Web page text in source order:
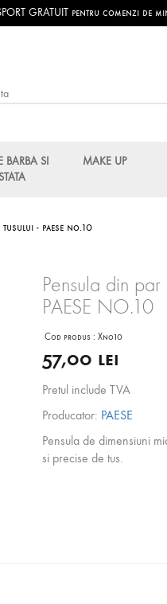
GRATUIT pentru comenzi de
BARBA SI
MAKE UP
- paese no.10
Pensula din
PAESE NO.10
Cod produs :Xno10
57,00 lei
Pretul include TVA
Producator: PAESE
Pensula de dimensiuni
si precise de tus.